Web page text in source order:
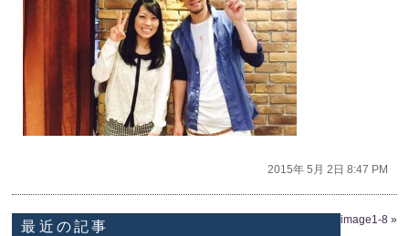
2015年 5月 2日 8:47 PM
image1-8»
最近の記事